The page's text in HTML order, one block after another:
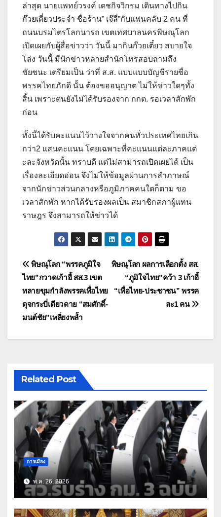
ล่าสุด นายแพทย์วรงค์ เดชกิจวิกรม เดินทางไปกิน
ก๊วยเตี๋ยวประจำ ชื่อร้าน” เจ๊ลี่”กับแฟนคลับ 2 คน ที่
ถนนบรมไตรโลกนารถ เขตเทศบาลนครพิษณุโลก
เปิดเผยกับผู้สื่อข่าวว่า วันนี้ มากินก๊วยเตี๋ยว สบายใจ
โล่ง วันนี้ มีนักข่าวหลายสำนักโทรสอบถามถึง
ชัยชนะ เตรียมเป็น ว่าที่ ส.ส. แบบแบบบัญชีรายชื่อ
พรรคไทยภักดี นั้น ต้องขออนุญาต ไม่ให้ข่าวใดๆทั้ง
สิ้น เพราะตนยังไม่ได้รับรองจาก กกต. รอเวลาสักพัก
ก่อน
ทั้งนี้ได้รับคะแนนไว้วางใจจากคนทั่วประเทศไทยเกิน
กว่า2 แสนคะแนน โดยเฉพาะที่คะแนนแต่ละภาคแต่
ะละจังหวัดนั้น ทราบดี แต่ไม่สามารถเปิดเผยได้ เป็น
เรื่องละเอียดอ่อน จึงไม่ให้ข้อมูลผ่านการสำภาษณ์
จากนักข่าวส่วนกลางหรือภูมิภาคคนใดก็ตาม ขอ
เวลาสักพัก หากได้รับรองผลเป็น สมาชิกสภาผู้แทน
ราษฎร จึงสามารถให้ข่าวได้
แนะแนว
เรื่อง
พิษณุโลก ผลการเลือกตั้ง สส.
“ภูมิใจไทย”คว้า 3 เก้าอี้
“เพื่อไทย-ประชาชน” พรรค
ละ1 คน
พิษณุโลก “พรรคภูมิใจ
ไทย”กวาดเก้าอี้ สส.3 เขต
ทลายขุมกำลังพรรคเพื่อไทย
ดุจกระบี่เดียวดาย “สมศักดิ์-
มนต์ชัย”เพลี่ยงพล้ำ
Related Post
การเมือง
พ.ค. 26, 2026